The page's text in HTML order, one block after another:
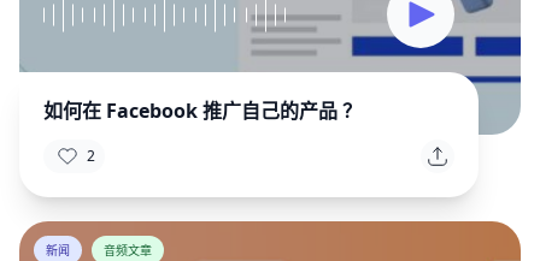
如何在 Facebook 推广自己的产品 ？
2
新闻 音频文章